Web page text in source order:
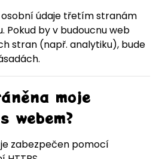
údaje třetím stranám
Pokud by v budoucnu web
stran (např. analytiku), bude
moje
webem?
zabezpečen pomocí